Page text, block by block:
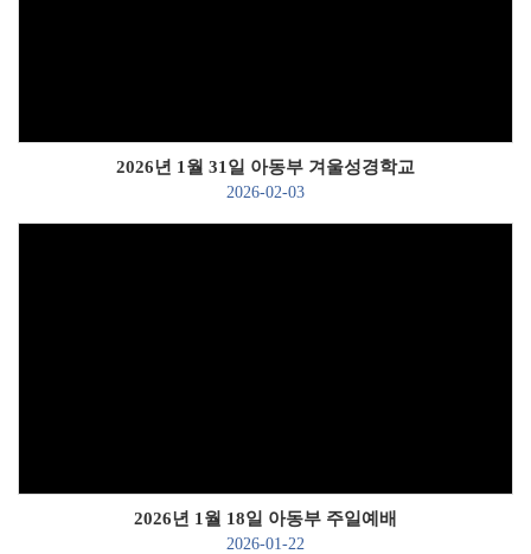
2026년 1월 31일 아동부 겨울성경학교
2026-02-03
2026년 1월 18일 아동부 주일예배
2026-01-22